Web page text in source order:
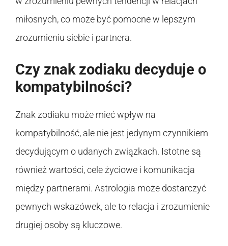
miłosnych, co może być pomocne w lepszym
zrozumieniu siebie i partnera.
Czy znak zodiaku decyduje o
kompatybilności?
Znak zodiaku może mieć wpływ na
kompatybilność, ale nie jest jedynym czynnikiem
decydującym o udanych związkach. Istotne są
również wartości, cele życiowe i komunikacja
między partnerami. Astrologia może dostarczyć
pewnych wskazówek, ale to relacja i zrozumienie
drugiej osoby są kluczowe.